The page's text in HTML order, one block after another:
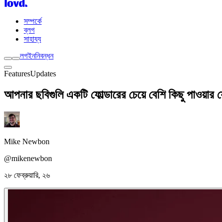
সম্পর্কে
ব্লগ
সাহায্য
লগইননিবন্ধন
FeaturesUpdates
আপনার ছবিগুলি একটি ফোল্ডারের চেয়ে বেশি কিছু পাওয়ার
Mike Newbon
@mikenewbon
২৮ ফেব্রুয়ারি, ২৬